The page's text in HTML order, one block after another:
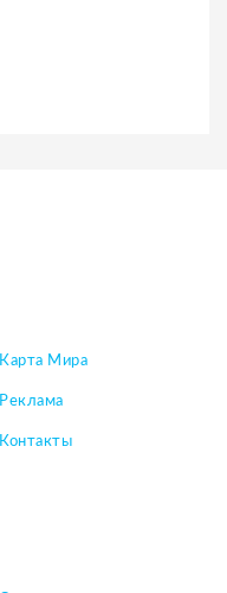
Карта Мира
Реклама
Контакты